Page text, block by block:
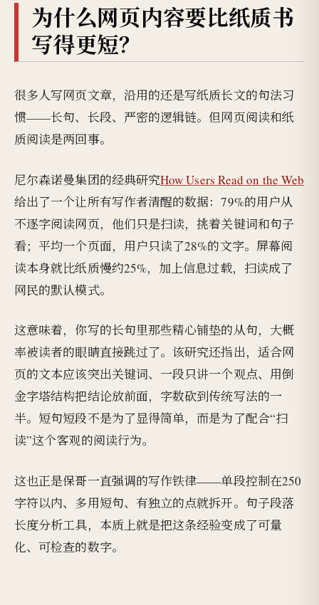
为什么网页内容要比纸质书
写得更短？
很多人写网页文章，沿用的还是写纸质长文的句法习
惯——长句、长段、严密的逻辑链。但网页阅读和纸
质阅读是两回事。
尼尔森诺曼集团的经典研究How Users Read on the Web
给出了一个让所有写作者清醒的数据：79%的用户从
不逐字阅读网页，他们只是扫读，挑着关键词和句子
看；平均一个页面，用户只读了28%的文字。屏幕阅
读本身就比纸质慢约25%，加上信息过载，扫读成了
网民的默认模式。
这意味着，你写的长句里那些精心铺垫的从句，大概
率被读者的眼睛直接跳过了。该研究还指出，适合网
页的文本应该突出关键词、一段只讲一个观点、用倒
金字塔结构把结论放前面，字数砍到传统写法的一
半。短句短段不是为了显得简单，而是为了配合“扫
读”这个客观的阅读行为。
这也正是保哥一直强调的写作铁律——单段控制在250
字符以内、多用短句、有独立的点就拆开。句子段落
长度分析工具，本质上就是把这条经验变成了可量
化、可检查的数字。